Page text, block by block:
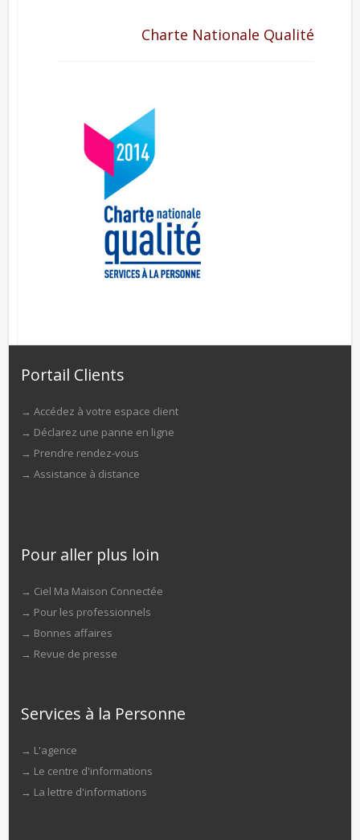
Charte Nationale Qualité
Portail Clients
→ Accédez à votre espace client
→ Déclarez une panne en ligne
→ Prendre rendez-vous
→ Assistance à distance
Pour aller plus loin
→ Ciel Ma Maison Connectée
→ Pour les professionnels
→ Bonnes affaires
→ Revue de presse
Services à la Personne
→ L'agence
→ Le centre d'informations
→ La lettre d'informations